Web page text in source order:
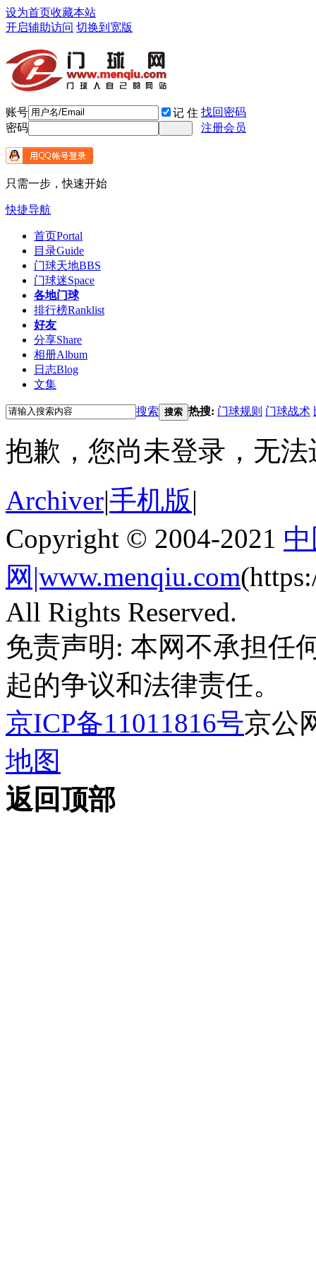
设为首页收藏本站
开启辅助访问 切换到宽版
账号 记 住 找回密码
密码
注册会员
只需一步，快速开始
快捷导航
首页Portal
目录Guide
门球天地BBS
门球迷Space
各地门球
排行榜Ranklist
好友
分享Share
相册Album
日志Blog
文集
搜索 搜索 热搜: 门球规则 门球战术
抱歉，您尚未登录，无
Archiver|手机版|
Copyright © 2004-2021
网|www.menqiu.com
All Rights Reserved.
免责声明: 本网不承担任
起的争议和法律责任。
京ICP备11011816号京公
地图
返回顶部